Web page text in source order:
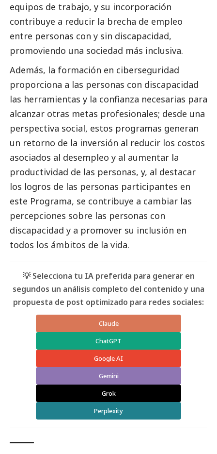
equipos de trabajo, y su incorporación
contribuye a reducir la brecha de empleo
entre personas con y sin discapacidad,
promoviendo una sociedad más inclusiva.
Además, la formación en ciberseguridad
proporciona a las personas con discapacidad
las herramientas y la confianza necesarias para
alcanzar otras metas profesionales; desde una
perspectiva social, estos programas generan
un retorno de la inversión al reducir los costos
asociados al desempleo y al aumentar la
productividad de las personas, y, al destacar
los logros de las personas participantes en
este Programa, se contribuye a cambiar las
percepciones sobre las personas con
discapacidad y a promover su inclusión en
todos los ámbitos de la vida.
💡 Selecciona tu IA preferida para generar en
segundos un análisis completo del contenido y una
propuesta de post optimizado para redes sociales:
Claude
ChatGPT
Google AI
Gemini
Grok
Perplexity